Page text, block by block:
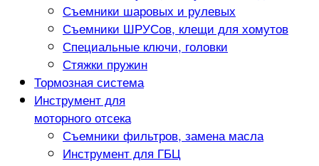
Съемники шаровых и рулевых
Съемники ШРУСов, клещи для хомутов
Специальные ключи, головки
Стяжки пружин
Тормозная система
Инструмент для
моторного отсека
Съемники фильтров, замена масла
Инструмент для ГБЦ